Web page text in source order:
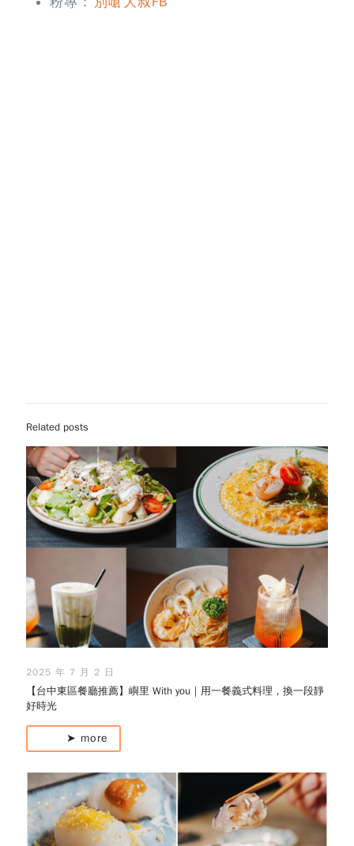
Related posts
2025 年 7 月 2 日
【台中東區餐廳推薦】嶼里 With you｜用一餐義式料理，換一段靜
好時光
➤ more